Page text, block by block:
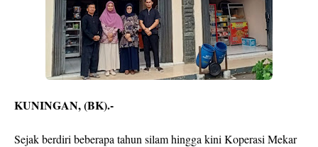
KUNINGAN, (BK).-
Sejak berdiri beberapa tahun silam hingga kini Koperasi Mekar